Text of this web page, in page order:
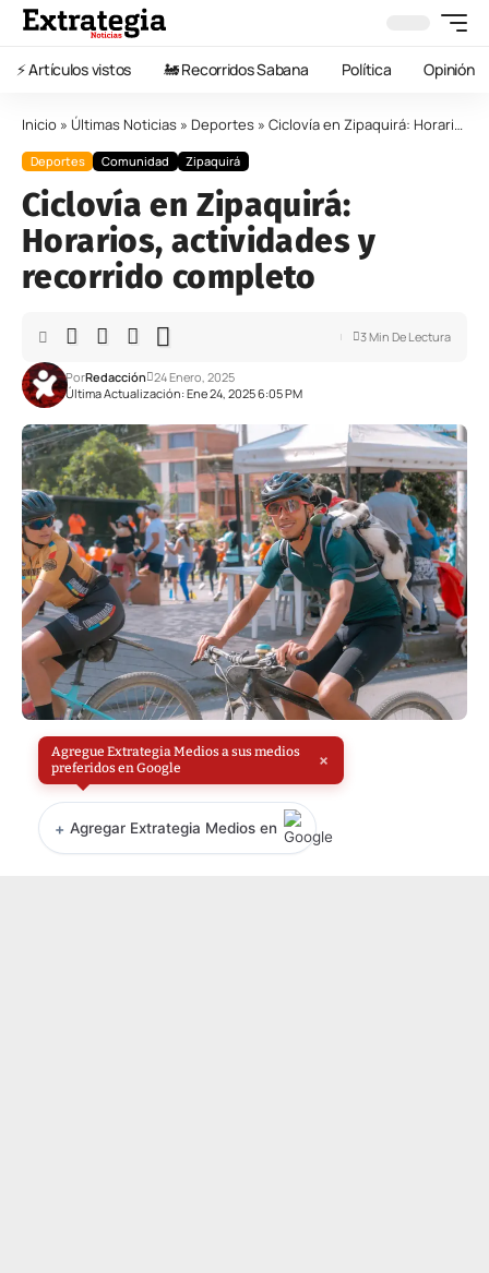
⚡️ Artículos vistos 🚂 Recorridos Sabana Política Opinión
Inicio » Últimas Noticias » Deportes » Ciclovía en Zipaquirá: Horarios, actividades y recorrido completo
Deportes Comunidad Zipaquirá
Ciclovía en Zipaquirá:
Horarios, actividades y
recorrido completo
Última Actualización: Ene 24, 2025 6:05 PM
PorRedacción 24 Enero, 2025
3 Min De Lectura
Agregue Extrategia Medios a sus medios
preferidos en Google
×
+ Agregar Extrategia Medios en